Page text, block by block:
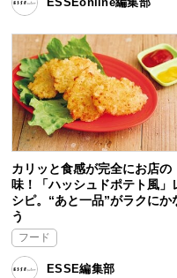
カリッと食感が完全にお店の
味！「ハッシュドポテト風」
シピ。“あと一品”がラクにか
う
フード
ESSE編集部